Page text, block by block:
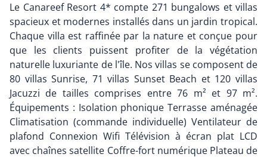
Le Canareef Resort 4* compte 271 bungalows et villas
spacieux et modernes installés dans un jardin tropical.
Chaque villa est raffinée par la nature et conçue pour
que les clients puissent profiter de la végétation
naturelle luxuriante de l'île. Nos villas se composent de
80 villas Sunrise, 71 villas Sunset Beach et 120 villas
Jacuzzi de tailles comprises entre 76 m² et 97 m².
Équipements : Isolation phonique Terrasse aménagée
Climatisation (commande individuelle) Ventilateur de
plafond Connexion Wifi Télévision à écran plat LCD
avec chaînes satellite Coffre-fort numérique Plateau de